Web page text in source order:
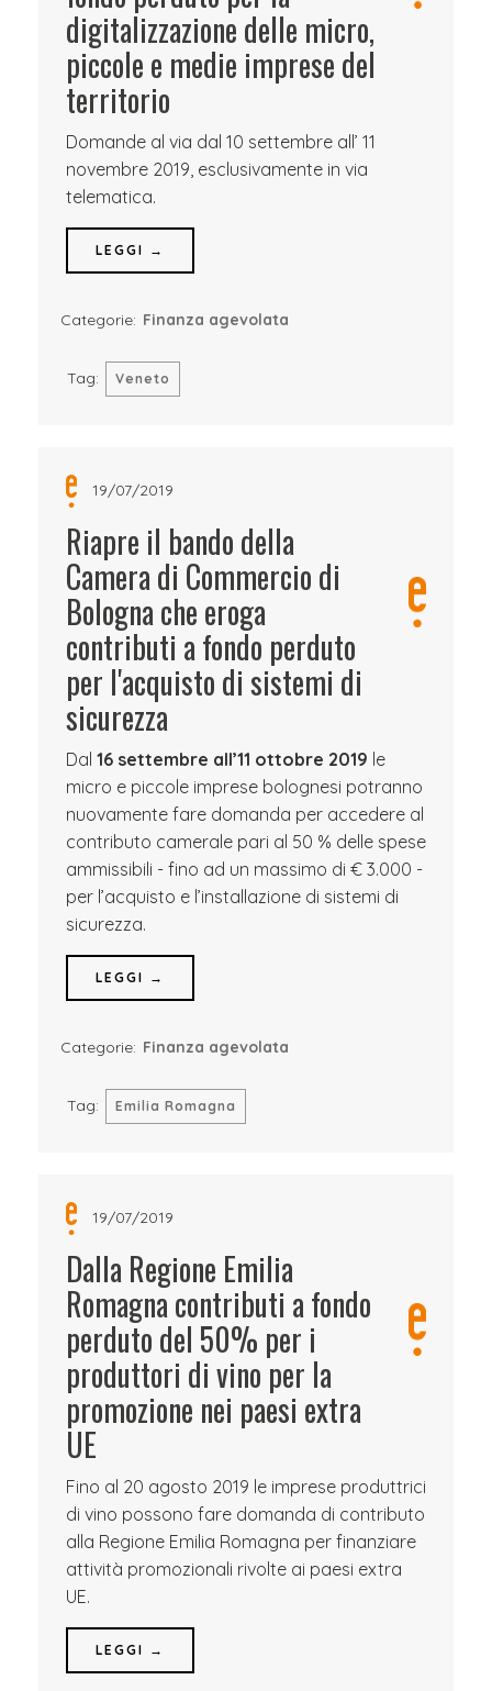
digitalizzazione delle micro,
piccole e medie imprese del
territorio
Domande al via dal 10 settembre all’ 11
novembre 2019, esclusivamente in via
telematica.
LEGGI →
Categorie: Finanza agevolata
Tag: Veneto
19/07/2019
Riapre il bando della
Camera di Commercio di
Bologna che eroga
contributi a fondo perduto
per l'acquisto di sistemi di
sicurezza
Dal 16 settembre all’11 ottobre 2019 le
micro e piccole imprese bolognesi potranno
nuovamente fare domanda per accedere al
contributo camerale pari al 50 % delle spese
ammissibili - fino ad un massimo di € 3.000 -
per l’acquisto e l’installazione di sistemi di
sicurezza.
LEGGI →
Categorie: Finanza agevolata
Tag: Emilia Romagna
19/07/2019
Dalla Regione Emilia
Romagna contributi a fondo
perduto del 50% per i
produttori di vino per la
promozione nei paesi extra
UE
Fino al 20 agosto 2019 le imprese produttrici
di vino possono fare domanda di contributo
alla Regione Emilia Romagna per finanziare
attività promozionali rivolte ai paesi extra
UE.
LEGGI →